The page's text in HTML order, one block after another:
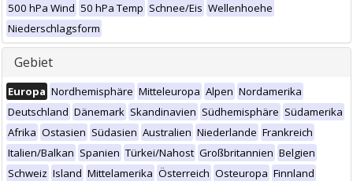
500 hPa Wind 50 hPa Temp Schnee/Eis Wellenhoehe
Niederschlagsform
Gebiet
Europa Nordhemisphäre Mitteleuropa Alpen Nordamerika
Deutschland Dänemark Skandinavien Südhemisphäre Südamerika
Afrika Ostasien Südasien Australien Niederlande Frankreich
Italien/Balkan Spanien Türkei/Nahost Großbritannien Belgien
Schweiz Island Mittelamerika Österreich Osteuropa Finnland